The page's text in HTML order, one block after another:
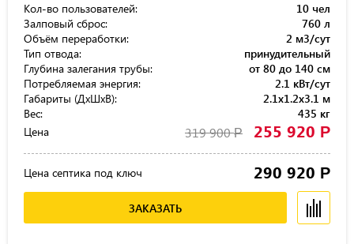
Кол-во пользователей:
10 чел
Залповый сброс:
760 л
Объём переработки:
2 м3/сут
Тип отвода:
принудительный
Глубина залегания трубы:
от 80 до 140 см
Потребляемая энергия:
2.1 кВт/сут
Габариты (ДхШхВ):
2.1x1.2x3.1 м
Вес:
435 кг
Цена
319 900Р 255 920 Р
Цена септика под ключ 290 920 Р
ЗАКАЗАТЬ